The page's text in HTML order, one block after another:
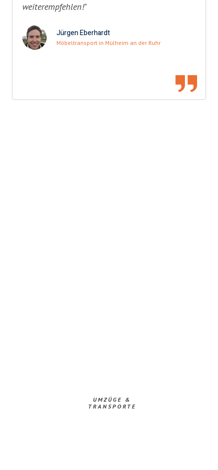
weiterempfehlen!"
Jürgen Eberhardt
Möbeltransport in Mülheim an der Ruhr
UMZÜGE &
TRANSPORTE